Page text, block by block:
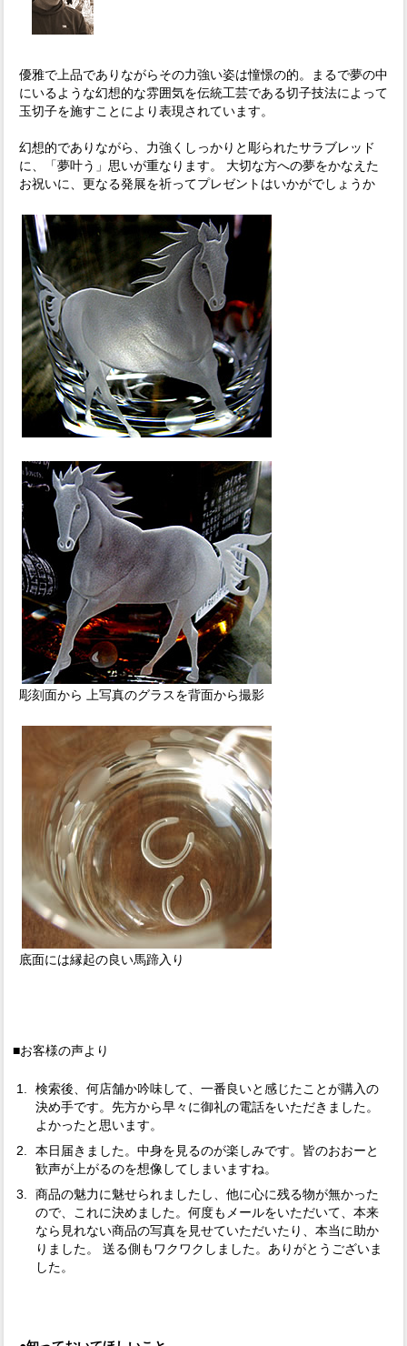
優雅で上品でありながらその力強い姿は憧憬の的。まるで夢の中
にいるような幻想的な雰囲気を伝統工芸である切子技法によって
玉切子を施すことにより表現されています。
幻想的でありながら、力強くしっかりと彫られたサラブレッド
に、「夢叶う」思いが重なります。 大切な方への夢をかなえた
お祝いに、更なる発展を祈ってプレゼントはいかがでしょうか
彫刻面から 上写真のグラスを背面から撮影
底面には縁起の良い馬蹄入り
■お客様の声より
検索後、何店舗か吟味して、一番良いと感じたことが購入の
決め手です。先方から早々に御礼の電話をいただきました。
よかったと思います。
本日届きました。中身を見るのが楽しみです。皆のおおーと
歓声が上がるのを想像してしまいますね。
商品の魅力に魅せられましたし、他に心に残る物が無かった
ので、これに決めました。何度もメールをいただいて、本来
なら見れない商品の写真を見せていただいたり、本当に助か
りました。 送る側もワクワクしました。ありがとうございま
した。